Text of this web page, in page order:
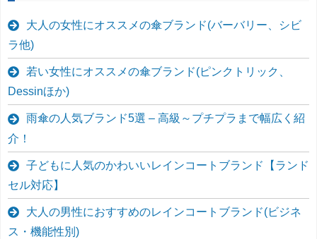
大人の女性にオススメの傘ブランド(バーバリー、シビ
ラ他)
若い女性にオススメの傘ブランド(ピンクトリック、
Dessinほか)
雨傘の人気ブランド5選 – 高級～プチプラまで幅広く紹
介！
子どもに人気のかわいいレインコートブランド【ランド
セル対応】
大人の男性におすすめのレインコートブランド(ビジネ
ス・機能性別)